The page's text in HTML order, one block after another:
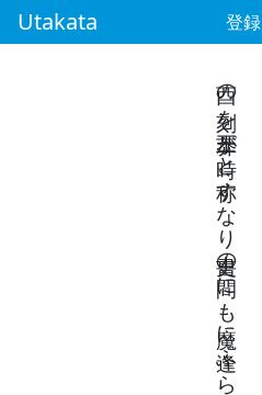
Utakata 登録
酉の刻を王莽が時と称すなり史書の間にも魔に逢ふらむか